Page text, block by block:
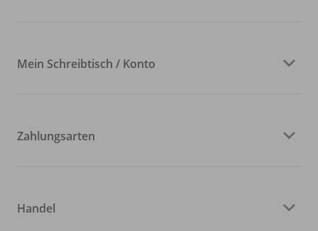
Mein Schreibtisch / Konto
Zahlungsarten
Handel